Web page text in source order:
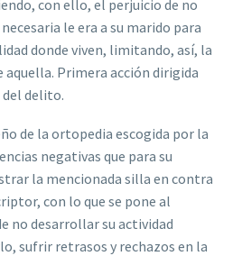
con ello, el perjuicio de no
le era a su marido para
donde viven, limitando, así, la
aquella. Primera acción dirigida
delito.
de la ortopedia escogida por la
negativas que para su
la mencionada silla en contra
con lo que se pone al
no desarrollar su actividad
sufrir retrasos y rechazos en la